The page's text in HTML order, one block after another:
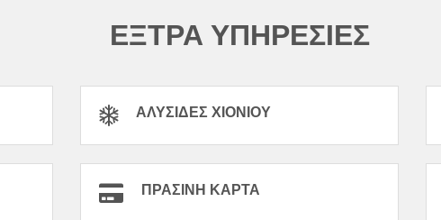
ΕΞΤΡΑ ΥΠΗΡΕΣΙΕΣ
ΑΛΥΣΊΔΕΣ ΧΙΟΝΙΟΎ
ΠΡΆΣΙΝΗ ΚΆΡΤΑ